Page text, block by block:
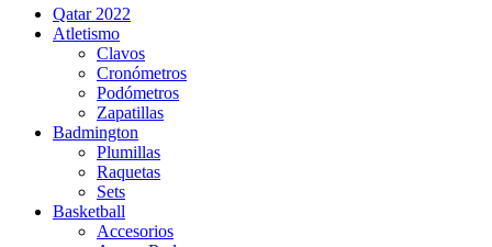
Qatar 2022
Atletismo
Clavos
Cronómetros
Podómetros
Zapatillas
Badmington
Plumillas
Raquetas
Sets
Basketball
Accesorios